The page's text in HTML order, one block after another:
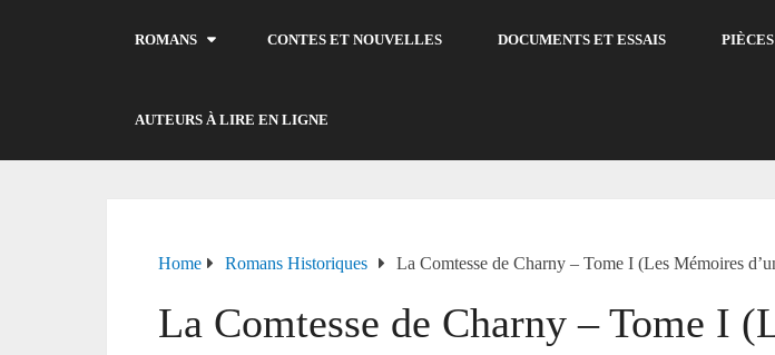
ROMANS CONTES ET NOUVELLES DOCUMENTS ET ESSAIS
AUTEURS À LIRE EN LIGNE
Home Romans Historiques La Comtesse de Charny – Tome I (Les Mémoires
La Comtesse de Charny – Tome I